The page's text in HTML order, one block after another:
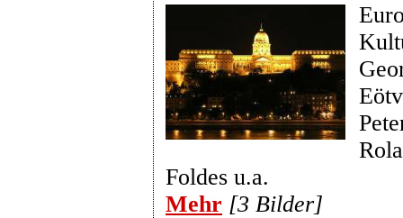
Foldes u.a.
Mehr [3 Bilder]